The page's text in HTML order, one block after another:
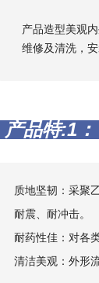
产品造型美观
维修及清洗，安
产品特:1：
质地坚韧：采聚
耐震、耐冲击。
耐药性佳：对各
清洁美观：外形